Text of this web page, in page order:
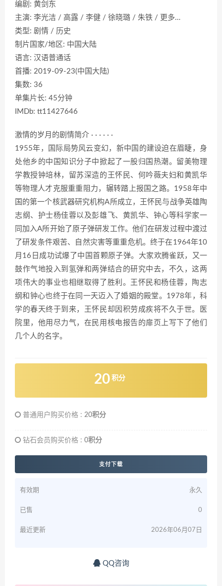
编剧: 黄剑东
主演: 李光洁 / 高露 / 李健 / 徐晓璐 / 朱铁 / 更多…
类型: 剧情 / 历史
制片国家/地区: 中国大陆
语言: 汉语普通话
首播: 2019-09-23(中国大陆)
集数: 36
单集片长: 45分钟
IMDb: tt11427646
激情的岁月的剧情简介 · · · · · ·
1955年，国际局势风云变幻，新中国的建设迫在眉睫，身
处他乡的中国知识分子中掀起了一股归国热潮。留美物理
学教授钟培林，留苏深造的王怀民、何吟薇夫妇和黄凯华
等物理人才克服重重阻力，辗转踏上报国之路。1958年中
国的第一个核武器研究机构A所成立，王怀民与战争英雄陶
志纲、护士杨佳蓉以及彭雄飞、黄凯华、钟心等科学家一
同加入A所开始了原子弹研发工作。他们在研发过程中渡过
了研发条件艰苦、自然灾害等重重危机。终于在1964年10
月16日成功试爆了中国首颗原子弹。大家欢腾雀跃，又一
鼓作气地投入到氢弹和两弹结合的研究中去，不久，这两
项伟大的事业也相继取得了胜利。王怀民和杨佳蓉，陶志
纲和钟心也终于在同一天迈入了婚姻的殿堂。1978年，科
学的春天终于到来，王怀民却因积劳成疾将不久于世。医
院里，他用尽力气，在民用核电报告的扉页上写下了他们
几个人的名字。
20 积分
普通用户购买价格 : 20积分
钻石会员购买价格 : 0积分
支付下载
有效期 永久
已售 0
最近更新 2026年06月07日
QQ咨询